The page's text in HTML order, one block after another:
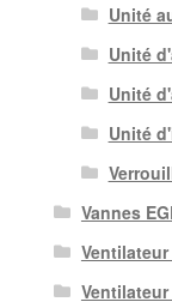
Unité
Unité
Unité
Unité
Vannes